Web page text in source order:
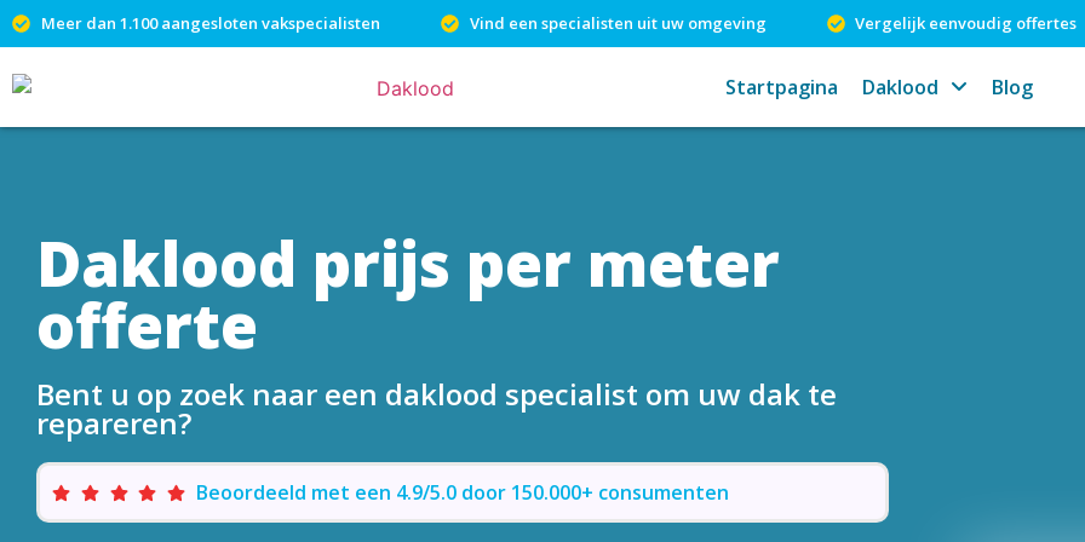
Meer dan 1.100 aangesloten vakspecialisten Vind een specialisten uit uw omgeving Vergelijk eenvoudig offertes
Startpagina Daklood Blog
Daklood prijs per meter
offerte
Bent u op zoek naar een daklood specialist om uw dak te
repareren?
Beoordeeld met een 4.9/5.0 door 150.000+ consumenten